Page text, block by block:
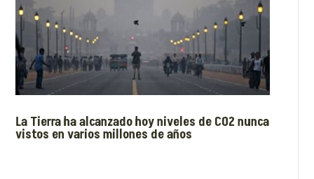
La Tierra ha alcanzado hoy niveles de CO2 nunca
vistos en varios millones de años